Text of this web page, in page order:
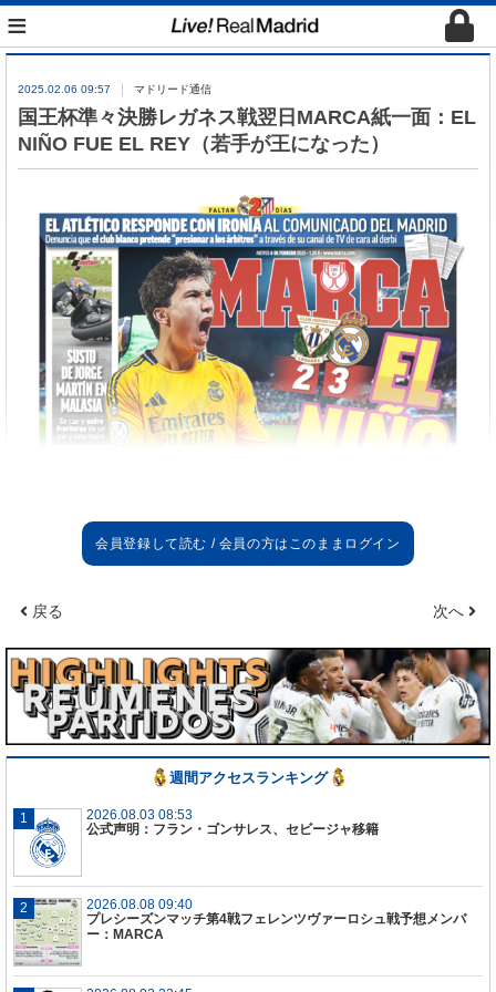
≡
2025.02.06 09:57 マドリード通信
国王杯準々決勝レガネス戦翌日MARCA紙一面：EL
NIÑO FUE EL REY（若手が王になった）
戻る 次へ
週間アクセスランキング
2026.08.03 08:53
公式声明：フラン・ゴンサレス、セビージャ移籍
2026.08.08 09:40
プレシーズンマッチ第4戦フェレンツヴァーロシュ戦予想メンバ
ー：MARCA